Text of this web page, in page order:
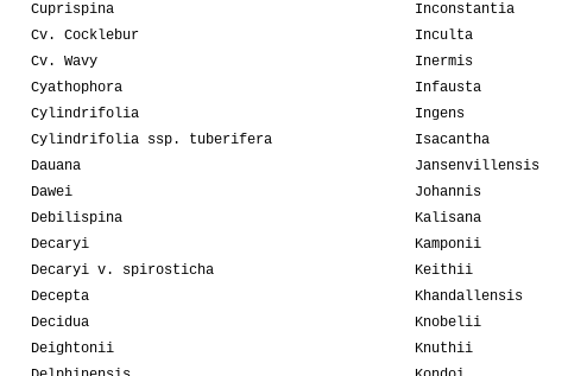
Cuprispina
Cv. Cocklebur
Cv. Wavy
Cyathophora
Cylindrifolia
Cylindrifolia ssp. tuberifera
Dauana
Dawei
Debilispina
Decaryi
Decaryi v. spirosticha
Decepta
Decidua
Deightonii
Inconstantia
Inculta
Inermis
Infausta
Ingens
Isacantha
Jansenvillensis
Johannis
Kalisana
Kamponii
Keithii
Khandallensis
Knobelii
Knuthii